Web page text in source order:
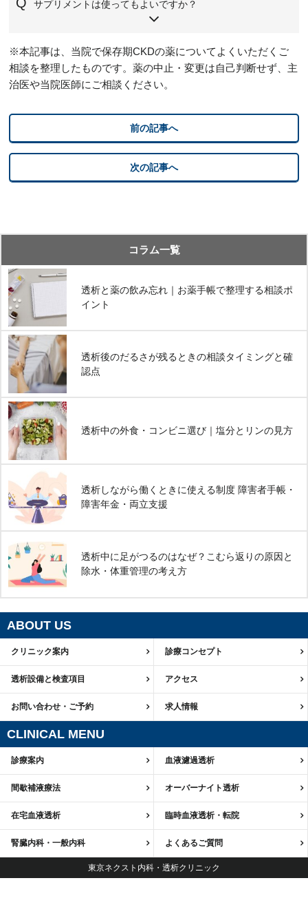
合があります。お薬手帳を持参してください。
サプリメントは使ってもよいですか？
る前に主治医や薬剤師へ相談してください。
※本記事は、当院で保存期CKDの薬についてよくいただくご
相談を整理したものです。薬の中止・変更は自己判断せず、主
治医や当院医師にご相談ください。
前の記事へ
次の記事へ
コラム一覧
透析と薬の飲み忘れ｜お薬手帳で整理する相談ポ
イント
透析後のだるさが残るときの相談タイミングと確
認点
透析中の外食・コンビニ選び｜塩分とリンの見方
透析しながら働くときに使える制度 障害者手帳・
障害年金・両立支援
透析中に足がつるのはなぜ？こむら返りの原因と
除水・体重管理の考え方
ABOUT US
クリニック案内 診療コンセプト
透析設備と検査項目 アクセス
お問い合わせ・ご予約 求人情報
CLINICAL MENU
診療案内 血液濾過透析
間歇補液療法 オーバーナイト透析
在宅血液透析 臨時血液透析・転院
腎臓内科・一般内科 よくあるご質問
東京ネクスト内科・透析クリニック